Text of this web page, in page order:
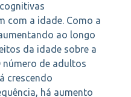
com a idade. Como a
ao longo
da idade sobre a
número de adultos
crescendo
há aumento